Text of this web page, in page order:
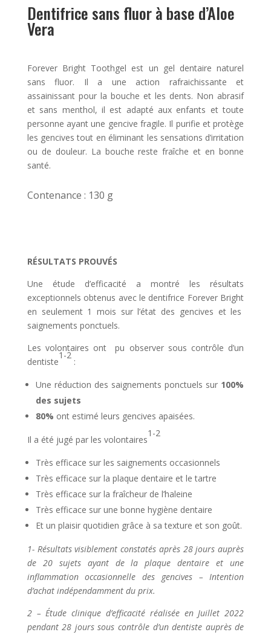
Dentifrice sans fluor à base d’Aloe
Vera
Forever Bright Toothgel est un gel dentaire naturel
sans fluor. Il a une action rafraichissante et
assainissant pour la bouche et les dents. Non abrasif
et sans menthol, il est adapté aux enfants et toute
personne ayant une gencive fragile. Il purifie et protège
les gencives tout en éliminant les sensations d’irritation
ou de douleur. La bouche reste fraîche et en bonne
santé.
Contenance : 130 g
RÉSULTATS PROUVÉS
Une étude d’efficacité a montré les résultats
exceptionnels obtenus avec le dentifrice Forever Bright
en seulement 1 mois sur l’état des gencives et les
saignements ponctuels.
Les volontaires ont pu observer sous contrôle d’un
dentiste
1-2
:
Une réduction des saignements ponctuels sur 100%
des sujets
80% ont estimé leurs gencives apaisées.
Il a été jugé par les volontaires
1-2
Très efficace sur les saignements occasionnels
Très efficace sur la plaque dentaire et le tartre
Très efficace sur la fraîcheur de l’haleine
Très efficace sur une bonne hygiène dentaire
Et un plaisir quotidien grâce à sa texture et son goût.
1- Résultats visiblement constatés après 28 jours auprès
de 20 sujets ayant de la plaque dentaire et une
inflammation occasionnelle des gencives – Intention
d’achat indépendamment du prix.
2 – Étude clinique d’efficacité réalisée en Juillet 2022
pendant 28 jours sous contrôle d’un dentiste auprès de